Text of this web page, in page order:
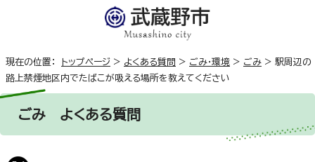
現在の位置： トップページ > よくある質問 > ごみ・環境 > ごみ > 駅周辺の
路上禁煙地区内でたばこが吸える場所を教えてください
ごみ よくある質問